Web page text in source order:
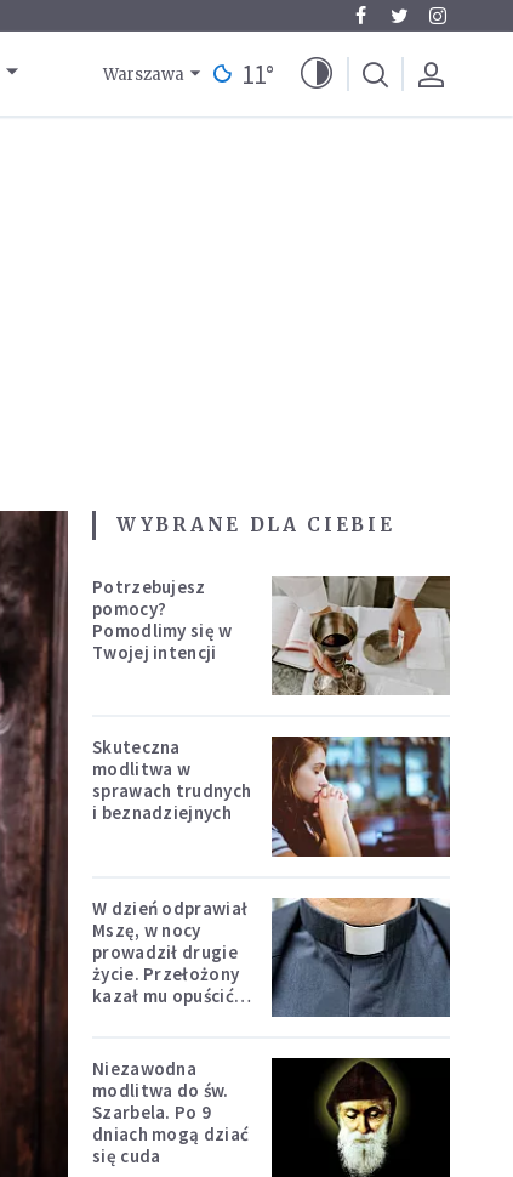
Warszawa 11°
WYBRANE DLA CIEBIE
Potrzebujesz
pomocy?
Pomodlimy się w
Twojej intencji
Skuteczna
modlitwa w
sprawach trudnych
i beznadziejnych
W dzień odprawiał
Mszę, w nocy
prowadził drugie
życie. Przełożony
kazał mu opuścić
Niezawodna
modlitwa do św.
Szarbela. Po 9
dniach mogą dziać
się cuda